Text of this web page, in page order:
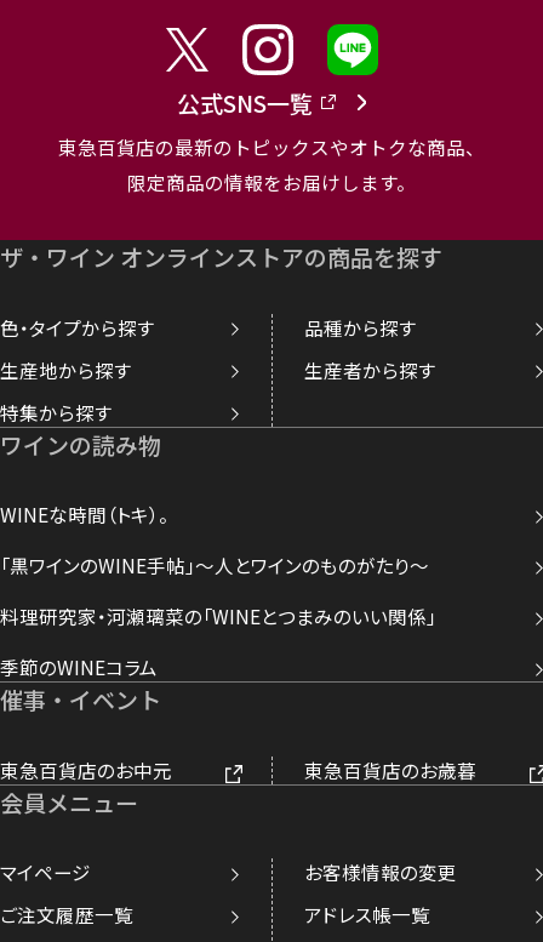
公式SNS一覧
東急百貨店の最新のトピックスやオトクな商品、
限定商品の情報をお届けします。
ザ・ワイン オンラインストアの商品を探す
色・タイプから探す
品種から探す
生産地から探す
生産者から探す
特集から探す
ワインの読み物
WINEな時間（トキ）。
「黒ワインのWINE手帖」～人とワインのものがたり～
料理研究家・河瀬璃菜の「WINEとつまみのいい関係」
季節のWINEコラム
催事・イベント
東急百貨店のお中元 東急百貨店のお歳暮
会員メニュー
マイページ
お客様情報の変更
ご注文履歴一覧
アドレス帳一覧